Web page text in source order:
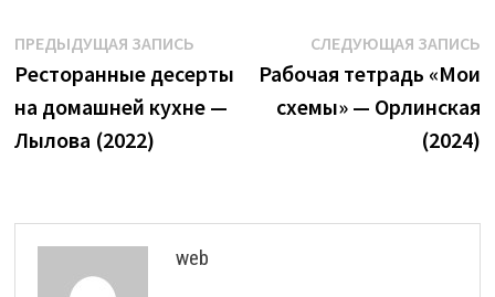
Навигация
по
записям
ПРЕДЫДУЩАЯ ЗАПИСЬПредыдущая
запись:
Ресторанные десерты
на домашней кухне —
Лылова (2022)
СЛЕДУЮЩАЯ ЗАПИСЬ
Рабочая тетрадь «Мои
схемы» — Орлинская
(2024)
web